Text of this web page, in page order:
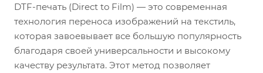
DTF-печать (Direct to Film) — это современная
технология переноса изображений на текстиль,
которая завоевывает все большую популярность
благодаря своей универсальности и высокому
качеству результата. Этот метод позволяет